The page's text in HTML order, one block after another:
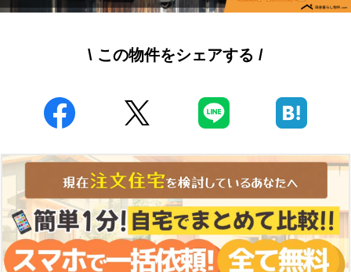
\ この物件をシェアする /